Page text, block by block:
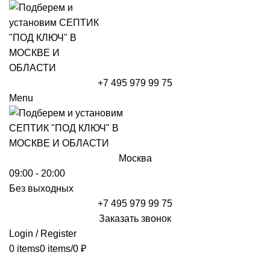
+7 495 979 99 75
Menu
Москва
09:00 - 20:00
Без выходных
+7 495 979 99 75
Заказать звонок
Login / Register
0 items0 items/0 ₽